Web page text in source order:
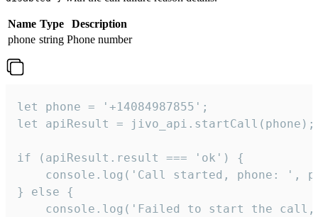
Name Type
Description
phone string Phone number
let phone = '+14084987855';
let apiResult = jivo_api.startCall(phone);
if (apiResult.result === 'ok') {
console.log('Call started, phone: ',
} else {
console.log('Failed to start the